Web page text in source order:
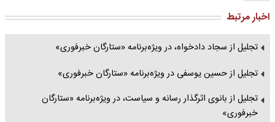
اخبار مرتبط
تجلیل از سجاد دادخواه، در ویژه‌برنامه «ستارگان خبرفوری»
تجلیل از حسین یوسفی در ویژه‌برنامه «ستارگان خبرفوری»
تجلیل از بانوی اثرگذار رسانه و سیاست، در ویژه‌برنامه «ستارگان
خبرفوری»